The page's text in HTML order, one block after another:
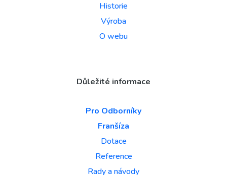
Historie
Výroba
O webu
Důležité informace
Pro Odborníky
Franšíza
Dotace
Reference
Rady a návody